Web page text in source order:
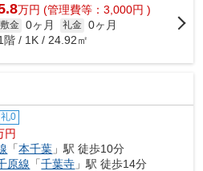
万円 (管理費等：3,000円 )
敷金 0ヶ月 礼金 0ヶ月
階 / 1K / 24.92㎡
礼0
円
「本千葉 」駅 徒歩10分
原線 「千葉寺 」駅 徒歩14分